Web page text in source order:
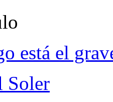
está el
Soler